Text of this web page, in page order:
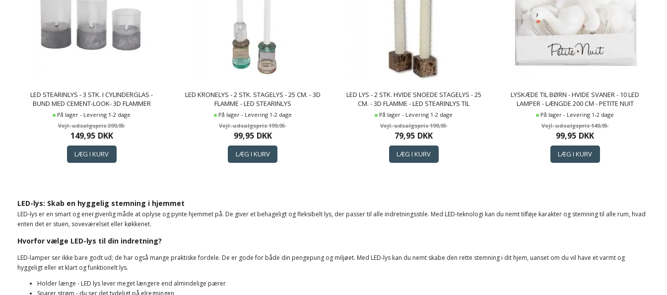
LED STEARINLYS - 3 STK. I CYLINDERGLAS -
BUND MED CEMENT-LOOK- 3D FLAMMER
På lager - Levering 1-2 dage
399,95
149,95 DKK
LED KRONELYS - 2 STK. STAGELYS - 25 CM. - 3D
FLAMME - LED STEARINLYS
På lager - Levering 1-2 dage
199,95
99,95 DKK
LED LYS - 2 STK. HVIDE SNOEDE STAGELYS - 25
CM. - 3D FLAMME - LED STEARINLYS TIL
BOLIGEN
På lager - Levering 1-2 dage
199,95
79,95 DKK
LYSKÆDE TIL BØRN - HVIDE SVANER - 10 LED
LAMPER - LÆNGDE 200 CM - PETITE NUIT
På lager - Levering 1-2 dage
149,95
99,95 DKK
LED-lys: Skab en hyggelig stemning i hjemmet
LED-lys er en smart og energivenlig måde at oplyse og pynte hjemmet på. De giver et behageligt og fleksibelt lys, der passer til alle indretningsstile. Med LED-teknologi kan du nemt tilføje karakter og stemning til alle rum, hvad
enten det er stuen, soveværelset eller køkkenet.
Hvorfor vælge LED-lys til din indretning?
LED-lamper ser ikke bare godt ud; de har også mange praktiske fordele. De er gode for både din pengepung og miljøet. Med LED-lys kan du nemt skabe den rette stemning i dit hjem, uanset om du vil have et varmt og
hyggeligt eller et klart og funktionelt lys.
Holder længe - LED lys lever meget længere end almindelige pærer
Sparer strøm - du ser det tydeligt på elregningen